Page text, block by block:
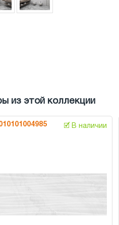
из этой коллекции
🗹 В наличии